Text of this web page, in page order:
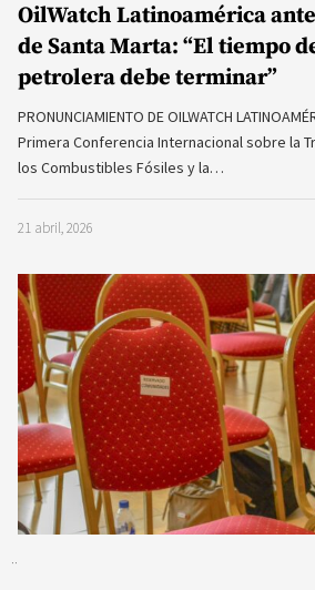
OilWatch Latinoamérica
de Santa Marta: “El tiempo
petrolera debe terminar”
PRONUNCIAMIENTO DE OILWATCH
Primera Conferencia Internacional sobre la
los Combustibles Fósiles y la…
21 abril, 2026